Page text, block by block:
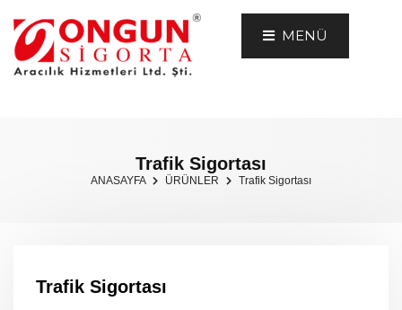
MENÜ
Trafik Sigortası
ANASAYFA ÜRÜNLER Trafik Sigortası
Trafik Sigortası